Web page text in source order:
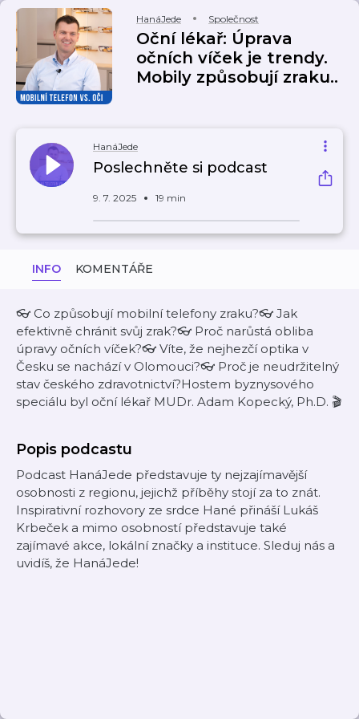
HanáJede Společnost
Oční lékař: Úprava
očních víček je trendy.
Mobily způsobují zraku..
HanáJede
Poslechněte si podcast
9. 7. 2025 19 min
INFO KOMENTÁŘE
👓 Co způsobují mobilní telefony zraku?👓 Jak
efektivně chránit svůj zrak?👓 Proč narůstá obliba
úpravy očních víček?👓 Víte, že nejhezčí optika v
Česku se nachází v Olomouci?👓 Proč je neudržitelný
stav českého zdravotnictví?Hostem byznysového
speciálu byl oční lékař MUDr. Adam Kopecký, Ph.D. 🎬
Popis podcastu
Podcast HanáJede představuje ty nejzajímavější
osobnosti z regionu, jejichž příběhy stojí za to znát.
Inspirativní rozhovory ze srdce Hané přináší Lukáš
Krbeček a mimo osobností představuje také
zajímavé akce, lokální značky a instituce. Sleduj nás a
uvidíš, že HanáJede!